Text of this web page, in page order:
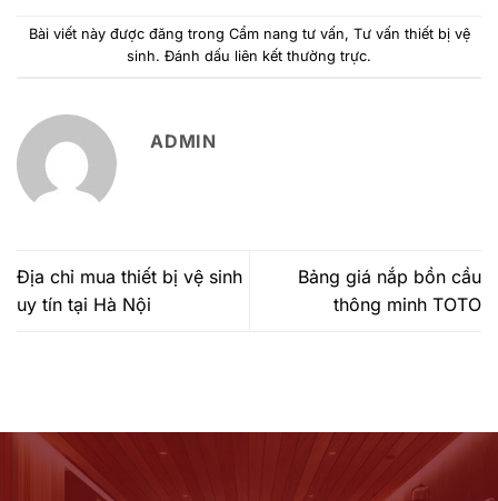
Bài viết này được đăng trong Cẩm nang tư vấn, Tư vấn thiết bị vệ
sinh. Đánh dấu liên kết thường trực.
ADMIN
Địa chỉ mua thiết bị vệ sinh
uy tín tại Hà Nội
Bảng giá nắp bồn cầu
thông minh TOTO